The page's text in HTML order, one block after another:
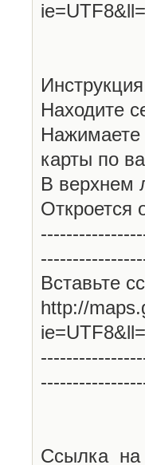
Находите
карты по
В верхнем
Откроется
Вставьте
http://
Ссылка на